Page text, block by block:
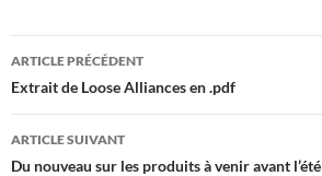
Navigation
des
articles
ARTICLE PRÉCÉDENT
Extrait de Loose Alliances en .pdf
ARTICLE SUIVANT
Du nouveau sur les produits à venir avant l’été